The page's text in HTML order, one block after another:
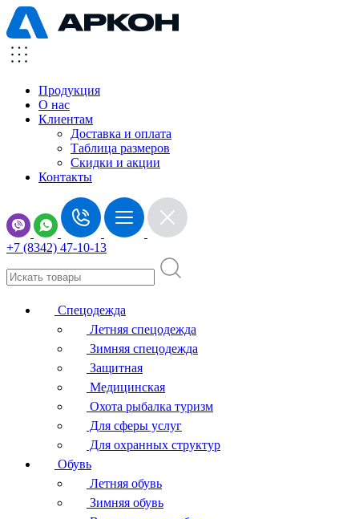
Продукция
О нас
Клиентам
Доставка и оплата
Таблица размеров
Скидки и акции
Контакты
+7 (8342) 47-10-13
Спецодежда
Летняя спецодежда
Зимняя спецодежда
Защитная
Медицинская
Охота рыбалка туризм
Для сферы услуг
Для охранных структур
Обувь
Летняя обувь
Зимняя обувь